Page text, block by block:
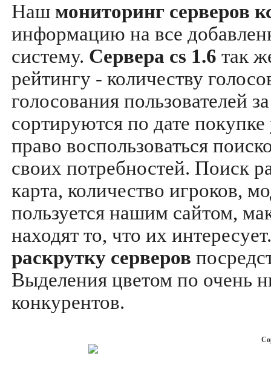
Наш мониторинг серверов
информацию на все
систему. Сервера cs 1.6 так
рейтингу - количеству
голосования пользователей
сортируются по дате
право воспользоваться
своих потребностей. Поиск
карта, количество игроков,
пользуется нашим сайтом,
находят то, что их
раскрутку серверов
Выделения цветом по очень
конкурентов.